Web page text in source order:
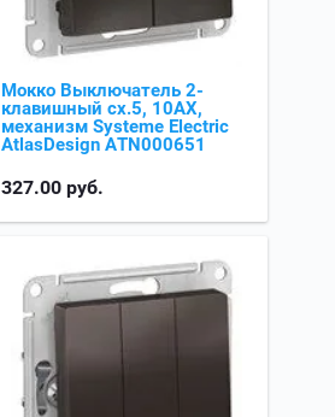
Мокко Выключатель 2-
клавишный сх.5, 10АХ,
механизм Systeme Electric
AtlasDesign ATN000651
327.00 руб.